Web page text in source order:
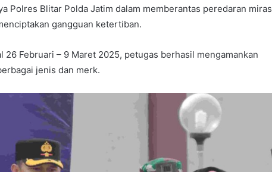
Polres Blitar Polda Jatim dalam memberantas peredaran miras
gangguan ketertiban.
Februari – 9 Maret 2025, petugas berhasil mengamankan
jenis dan merk.